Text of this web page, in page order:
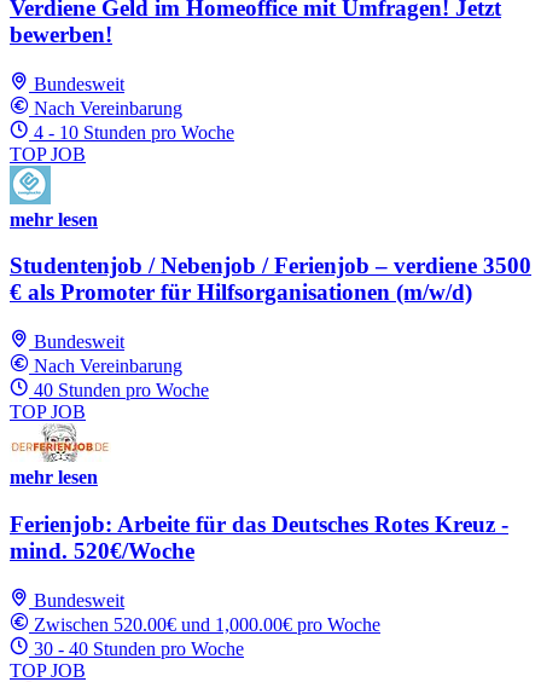
Verdiene Geld im Homeoffice mit Umfragen! Jetzt
bewerben!
Bundesweit
Nach Vereinbarung
4 - 10 Stunden pro Woche
TOP JOB
mehr lesen
Studentenjob / Nebenjob / Ferienjob – verdiene 3500
€ als Promoter für Hilfsorganisationen (m/w/d)
Bundesweit
Nach Vereinbarung
40 Stunden pro Woche
TOP JOB
mehr lesen
Ferienjob: Arbeite für das Deutsches Rotes Kreuz -
mind. 520€/Woche
Bundesweit
Zwischen 520.00€ und 1,000.00€ pro Woche
30 - 40 Stunden pro Woche
TOP JOB